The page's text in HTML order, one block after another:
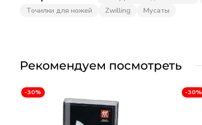
Точилки для ножей
Zwilling Мусаты
Рекомендуем посмотреть
-30% -30%